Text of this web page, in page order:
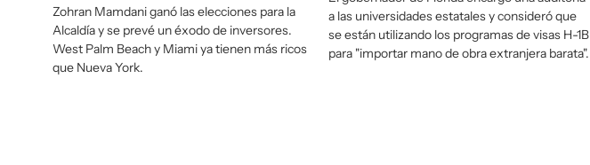
Zohran Mamdani ganó las elecciones para la
Alcaldía y se prevé un éxodo de inversores.
West Palm Beach y Miami ya tienen más ricos
que Nueva York.
a las universidades estatales y consideró que
se están utilizando los programas de visas H-1B
para "importar mano de obra extranjera barata".